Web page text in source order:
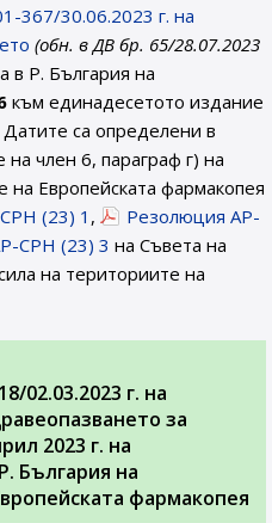
367/30.06.2023 г. на
(обн. в ДВ бр. 65/28.07.2023
в Р. България на
към единадесетото издание
са определени в
член 6, параграф г) на
на Европейската фармакопея
(23) 1 ,
Резолюция AP-
CPH (23) 3 на Съвета на
на териториите на
02.03.2023 г. на
за
2023 г. на
България на
фармакопея